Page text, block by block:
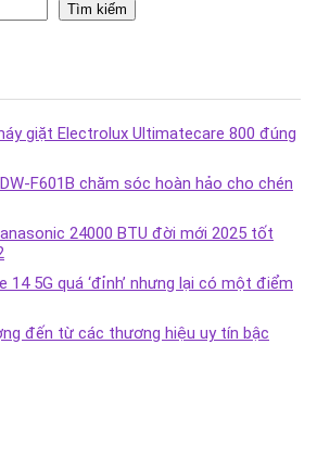
Tìm kiếm
giặt Electrolux Ultimatecare 800 đúng
F601B chăm sóc hoàn hảo cho chén
24000 BTU đời mới 2025 tốt
14 5G quá ‘đỉnh’ nhưng lại có một điểm
đến từ các thương hiệu uy tín bậc